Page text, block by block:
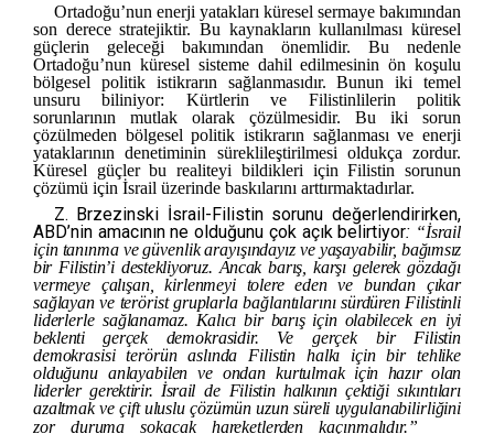
Ortadoğu’nun enerji yatakları küresel sermaye bakımından
son derece stratejiktir. Bu kaynakların kullanılması küresel
güçlerin geleceği bakımından önemlidir. Bu nedenle
Ortadoğu’nun küresel sisteme dahil edilmesinin ön koşulu
bölgesel politik istikrarın sağlanmasıdır. Bunun iki temel
unsuru biliniyor: Kürtlerin ve Filistinlilerin politik
sorunlarının mutlak olarak çözülmesidir. Bu iki sorun
çözülmeden bölgesel politik istikrarın sağlanması ve enerji
yataklarının denetiminin süreklileştirilmesi oldukça zordur.
Küresel güçler bu realiteyi bildikleri için Filistin sorunun
çözümü için İsrail üzerinde baskılarını arttırmaktadırlar.
Z. Brzezinski İsrail-Filistin sorunu değerlendirirken,
ABD’nin amacının ne olduğunu çok açık belirtiyor: “İsrail
için tanınma ve güvenlik arayışındayız ve yaşayabilir,bağımsız
bir Filistin’i destekliyoruz. Ancak barış, karşı gelerek gözdağı
vermeye çalışan, kirlenmeyi tolere eden ve bundan çıkar
sağlayan ve terörist gruplarla bağlantılarını sürdüren Filistinli
liderler­lesağlanamaz. Kalıcı bir barış için olabileceken iyi
beklenti gerçekdemokrasidir. Ve gerçek bir Filistin
demokrasisi terörün aslında Fi­listin halkı için bir tehlike
olduğunu anlayabilen ve ondan kurtul­mak için hazır olan
liderler gerektirir. İsrail de Filistin halkının çek­tiği sıkıntıları
azaltmak ve çift uluslu çözümün uzun süreli uygu­lanabilirliğini
zor duruma sokacak hareketlerden kaçınmalıdır.”